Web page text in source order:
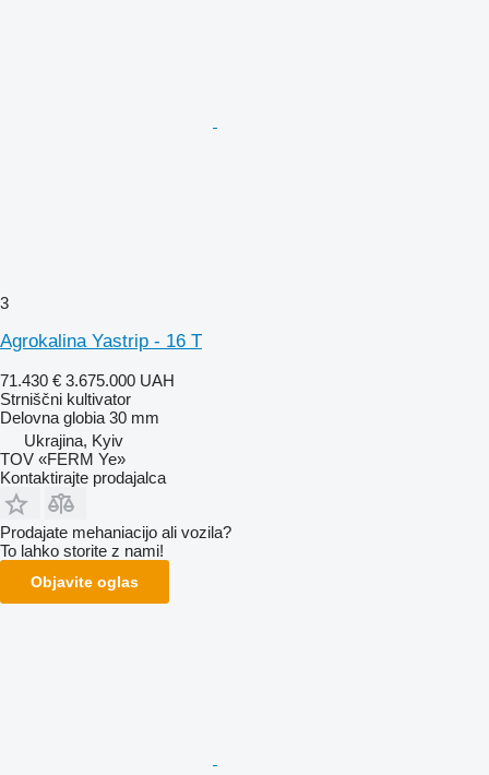
3
Agrokalina Yastrip - 16 T
71.430 € 3.675.000 UAH
Strniščni kultivator
Delovna globia 30 mm
Ukrajina, Kyiv
TOV «FERM Ye»
Kontaktirajte prodajalca
Prodajate mehaniacijo ali vozila?
To lahko storite z nami!
Objavite oglas